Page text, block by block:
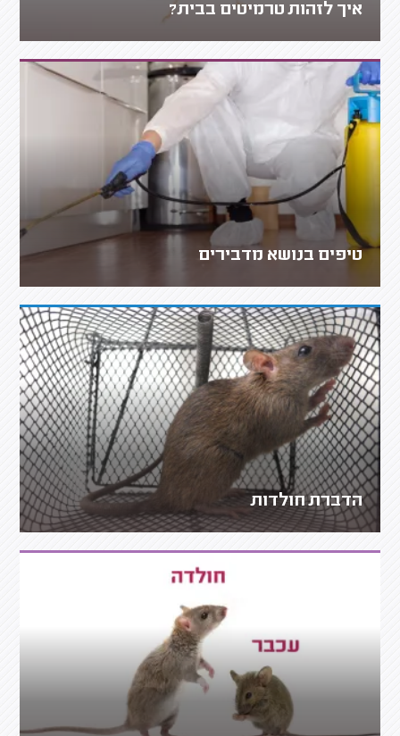
איך לזהות טרמיטים בבית?
טיפים בנושא מדבירים
הדברת חולדות